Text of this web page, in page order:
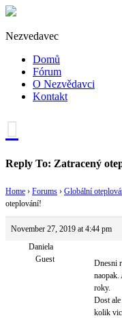
Nezvedavec
Domů
Fórum
O Nezvědavci
Kontakt
Reply To: Zatracený
Home › Forums › Globální
oteplování!
November 27, 2019 at 4:44 pm
Daniela
Guest
Dnesni
naopak.
roky.
Dost
kolik